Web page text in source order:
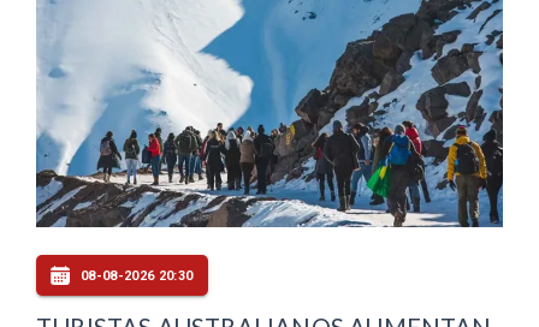
08-08-2026 20:30